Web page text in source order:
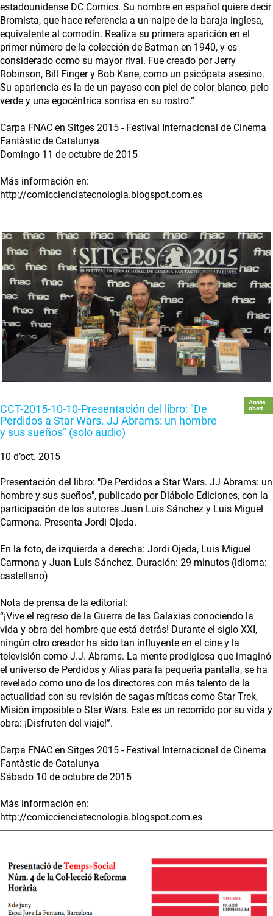
estadounidense DC Comics. Su nombre en español quiere decir
Bromista, que hace referencia a un naipe de la baraja inglesa,
equivalente al comodín. Realiza su primera aparición en el
primer número de la colección de Batman en 1940, y es
considerado como su mayor rival. Fue creado por Jerry
Robinson, Bill Finger y Bob Kane, como un psicópata asesino.
Su apariencia es la de un payaso con piel de color blanco, pelo
verde y una egocéntrica sonrisa en su rostro.”
Carpa FNAC en Sitges 2015 - Festival Internacional de Cinema
Fantàstic de Catalunya
Domingo 11 de octubre de 2015
Más información en:
http://comiccienciatecnologia.blogspot.com.es
CCT-2015-10-10-Presentación del libro: "De
Perdidos a Star Wars. JJ Abrams: un hombre
y sus sueños" (solo audio)
Accés
obert
10 d’oct. 2015
Presentación del libro: "De Perdidos a Star Wars. JJ Abrams: un
hombre y sus sueños", publicado por Diábolo Ediciones, con la
participación de los autores Juan Luis Sánchez y Luis Miguel
Carmona. Presenta Jordi Ojeda.
En la foto, de izquierda a derecha: Jordi Ojeda, Luis Miguel
Carmona y Juan Luis Sánchez. Duración: 29 minutos (idioma:
castellano)
Nota de prensa de la editorial:
“¡Vive el regreso de la Guerra de las Galaxias conociendo la
vida y obra del hombre que está detrás! Durante el siglo XXI,
ningún otro creador ha sido tan influyente en el cine y la
televisión como J.J. Abrams. La mente prodigiosa que imaginó
el universo de Perdidos y Alias para la pequeña pantalla, se ha
revelado como uno de los directores con más talento de la
actualidad con su revisión de sagas míticas como Star Trek,
Misión imposible o Star Wars. Este es un recorrido por su vida y
obra: ¡Disfruten del viaje!”.
Carpa FNAC en Sitges 2015 - Festival Internacional de Cinema
Fantàstic de Catalunya
Sábado 10 de octubre de 2015
Más información en:
http://comiccienciatecnologia.blogspot.com.es